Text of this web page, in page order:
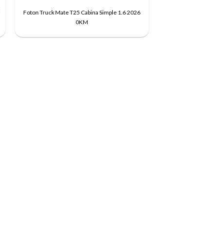
Foton Truck Mate T25 Cabina Simple 1.6 2026
0KM